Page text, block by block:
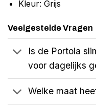
Kleur: Grijs
Veelgestelde Vragen
Is de Portola
voor dagelijks
Welke maat